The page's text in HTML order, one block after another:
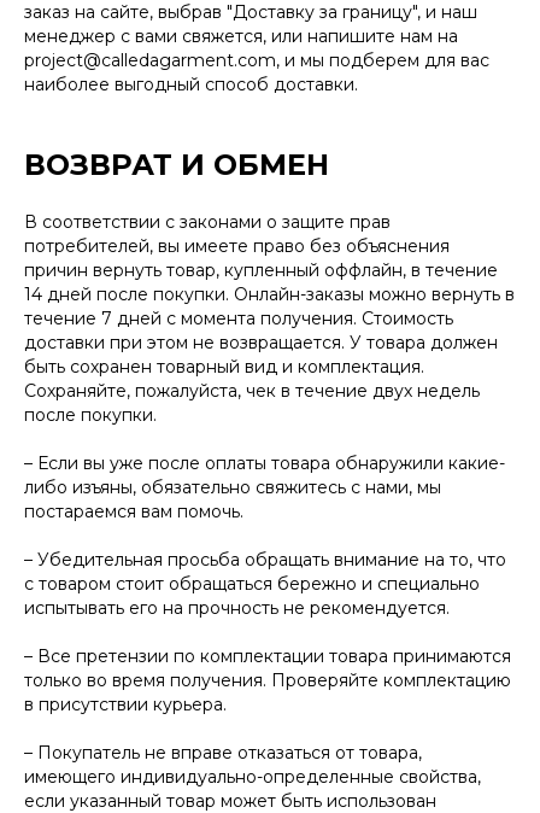
заказ на сайте, выбрав "Доставку за границу", и наш
менеджер с вами свяжется, или напишите нам на
project@calledagarment.com, и мы подберем для вас
наиболее выгодный способ доставки.
ВОЗВРАТ И ОБМЕН
В соответствии с законами о защите прав
потребителей, вы имеете право без объяснения
причин вернуть товар, купленный оффлайн, в течение
14 дней после покупки. Онлайн-заказы можно вернуть в
течение 7 дней с момента получения. Стоимость
доставки при этом не возвращается. У товара должен
быть сохранен товарный вид и комплектация.
Сохраняйте, пожалуйста, чек в течение двух недель
после покупки.
– Если вы уже после оплаты товара обнаружили какие-
либо изъяны, обязательно свяжитесь с нами, мы
постараемся вам помочь.
– Убедительная просьба обращать внимание на то, что
с товаром стоит обращаться бережно и специально
испытывать его на прочность не рекомендуется.
– Все претензии по комплектации товара принимаются
только во время получения. Проверяйте комплектацию
в присутствии курьера.
– Покупатель не вправе отказаться от товара,
имеющего индивидуально-определенные свойства,
если указанный товар может быть использован